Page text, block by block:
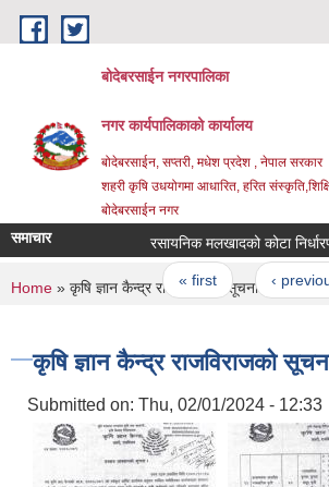
Skip to main content
बोदेबरसाईन नगरपालिका
नगर कार्यपालिकाको कार्यालय
बोदेबरसाईन, सप्तरी, मधेश प्रदेश , नेपाल सरकार
शहरी कृषि उधयोगमा आधारित, हरित
बोदेबरसाईन नगर
समाचार रसायनिक मलखादको कोटा
Pages
« first ‹ previous
You are here
Home » कृषि ज्ञान कैन्द्र राजविराजको सूचना ।।।
कृषि ज्ञान कैन्द्र राजविराजको
Submitted on: Thu, 02/01/2024 - 12:33